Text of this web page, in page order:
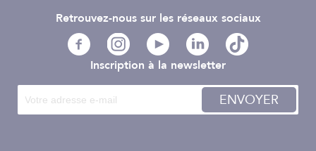
Inscription à la newsletter
ENVOYER
Retrouvez-nous sur les réseaux sociaux